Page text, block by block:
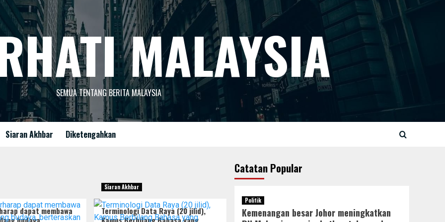
MALAYSIA
SEMUA TENTANG BERITA MALAYSIA
Siaran Akhbar Diketengahkan
dapat membawa
Siaran Akhbar
Terminologi Data Raya (20 jilid),
Catatan Popular
Politik
Kemenangan besar Johor meningkatkan